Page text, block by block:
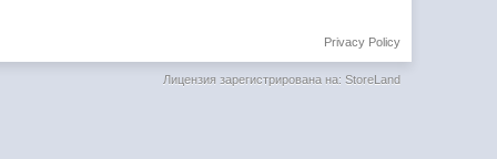
Privacy Policy
Лицензия зарегистрирована на: StoreLand